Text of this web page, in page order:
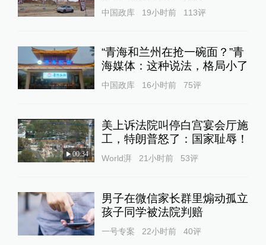
中国政库 19小时前 113评
“青海和兰州在抢一碗面？”青
海媒体：这种说法，格局小了
中国政库 16小时前 75评
00:34
美上诉法院叫停白宫宴会厅施
工，特朗普怒了：国家耻辱！
World湃 21小时前 53评
男子在微信家长群里煽动孤立
孩子同学被法院判赔
一号专案 22小时前 40评